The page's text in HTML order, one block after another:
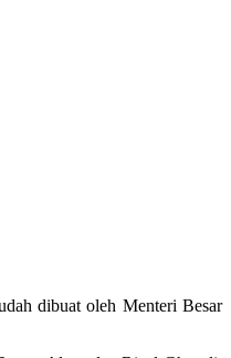
dibuat oleh Menteri Besar